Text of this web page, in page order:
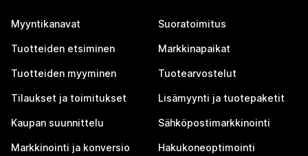
Myyntikanavat
Tuotteiden etsiminen
Tuotteiden myyminen
Tilaukset ja toimitukset
Kaupan suunnittelu
Markkinointi ja konversio
Suoratoimitus
Markkinapaikat
Tuotearvostelut
Lisämyynti ja tuotepaketit
Sähköpostimarkkinointi
Hakukoneoptimointi